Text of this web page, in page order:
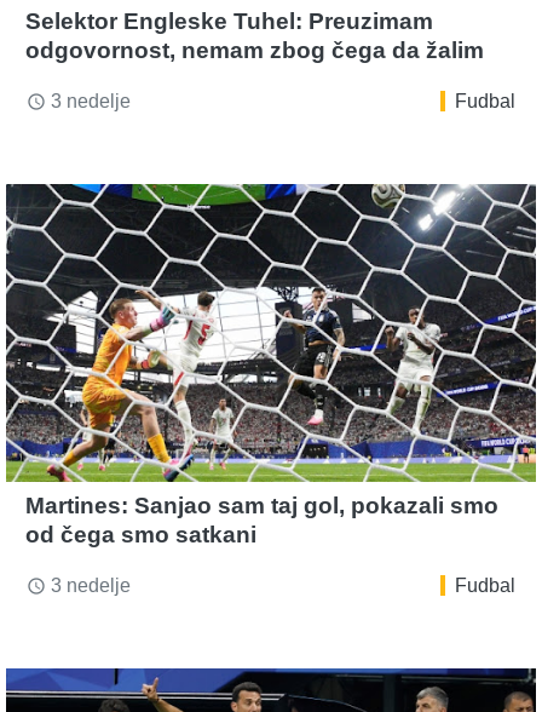
Selektor Engleske Tuhel: Preuzimam
odgovornost, nemam zbog čega da žalim
access_time 3 nedelje Fudbal
Martines: Sanjao sam taj gol, pokazali smo
od čega smo satkani
access_time 3 nedelje Fudbal